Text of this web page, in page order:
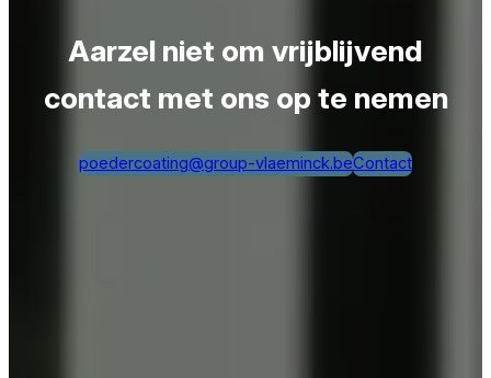
Aarzel niet om vrijblijvend
contact met ons op te nemen
poedercoating@group-vlaeminck.beContact